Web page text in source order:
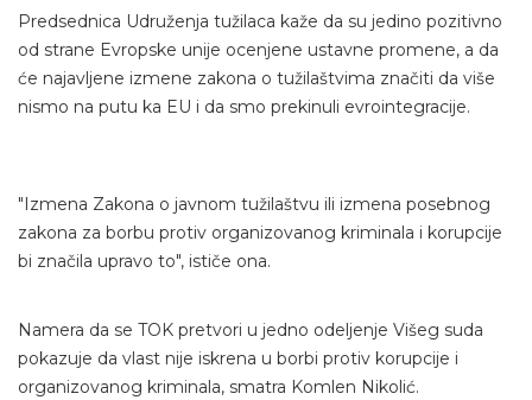
Predsednica Udruženja tužilaca kaže da su jedino pozitivno
od strane Evropske unije ocenjene ustavne promene, a da
će najavljene izmene zakona o tužilaštvima značiti da više
nismo na putu ka EU i da smo prekinuli evrointegracije.
"Izmena Zakona o javnom tužilaštvu ili izmena posebnog
zakona za borbu protiv organizovanog kriminala i korupcije
bi značila upravo to", ističe ona.
Namera da se TOK pretvori u jedno odeljenje Višeg suda
pokazuje da vlast nije iskrena u borbi protiv korupcije i
organizovanog kriminala, smatra Komlen Nikolić.